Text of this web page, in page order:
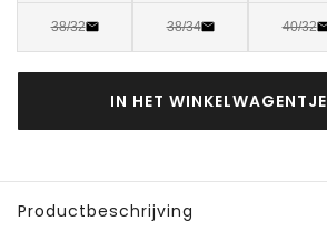
38/32 38/34 40/32
IN HET WINKELWAGENTJE
Productbeschrijving